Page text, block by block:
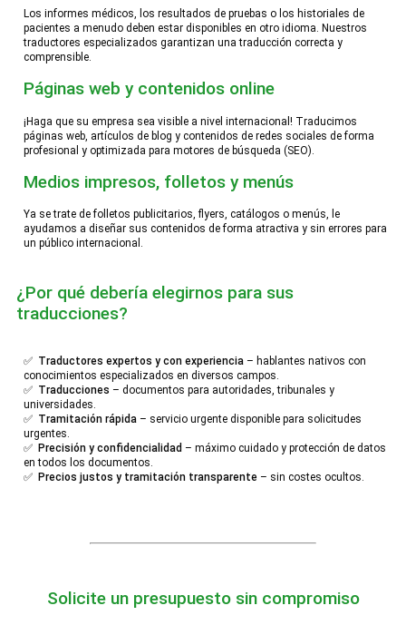
Los informes médicos, los resultados de pruebas o los historiales de
pacientes a menudo deben estar disponibles en otro idioma. Nuestros
traductores especializados garantizan una traducción correcta y
comprensible.
Páginas web y contenidos online
¡Haga que su empresa sea visible a nivel internacional! Traducimos
páginas web, artículos de blog y contenidos de redes sociales de forma
profesional y optimizada para motores de búsqueda (SEO).
Medios impresos, folletos y menús
Ya se trate de folletos publicitarios, flyers, catálogos o menús, le
ayudamos a diseñar sus contenidos de forma atractiva y sin errores para
un público internacional.
¿Por qué debería elegirnos para sus
traducciones?
✅ Traductores expertos y con experiencia – hablantes nativos con
conocimientos especializados en diversos campos.
✅ Traducciones – documentos para autoridades, tribunales y
universidades.
✅ Tramitación rápida – servicio urgente disponible para solicitudes
urgentes.
✅ Precisión y confidencialidad – máximo cuidado y protección de datos
en todos los documentos.
✅ Precios justos y tramitación transparente – sin costes ocultos.
Solicite un presupuesto sin compromiso